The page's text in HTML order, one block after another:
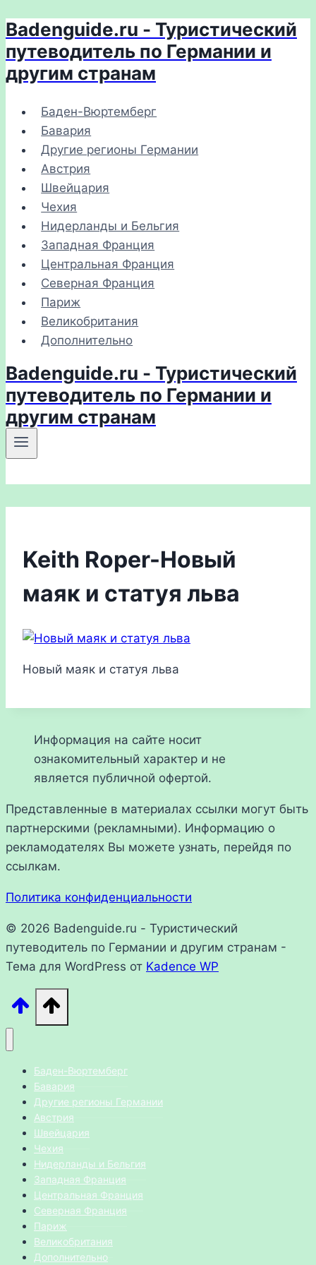
Перейти
к
содержимому
Badenguide.ru - Туристический
путеводитель по Германии и
другим странам
Баден-Вюртемберг
Бавария
Другие регионы Германии
Австрия
Швейцария
Чехия
Нидерланды и Бельгия
Западная Франция
Центральная Франция
Северная Франция
Париж
Великобритания
Дополнительно
Badenguide.ru - Туристический
путеводитель по Германии и
другим странам
Keith Roper-Новый
маяк и статуя льва
Новый маяк и статуя льва
Информация на сайте носит
ознакомительный характер и не
является публичной офертой.
Представленные в материалах ссылки могут быть
партнерскими (рекламными). Информацию о
рекламодателях Вы можете узнать, перейдя по
ссылкам.
Политика конфиденциальности
© 2026 Badenguide.ru - Туристический
путеводитель по Германии и другим странам -
Тема для WordPress от Kadence WP
Баден-Вюртемберг
Бавария
Другие регионы Германии
Австрия
Швейцария
Чехия
Нидерланды и Бельгия
Западная Франция
Центральная Франция
Северная Франция
Париж
Великобритания
Дополнительно